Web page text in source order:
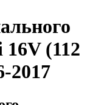
(112
2017